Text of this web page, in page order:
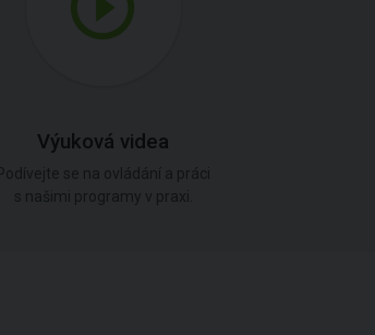
Výuková videa